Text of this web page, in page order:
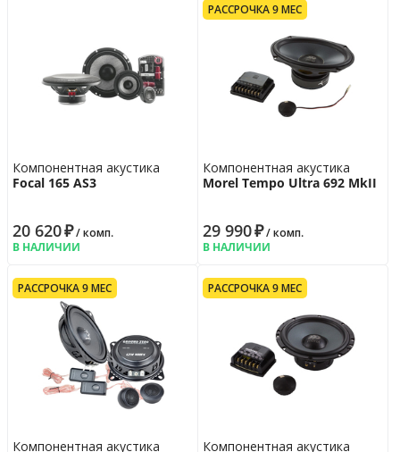
Компонентная акустика
Focal 165 AS3
20 620₽/ комп.
В НАЛИЧИИ
РАССРОЧКА 9 МЕС
Компонентная акустика
Morel Tempo Ultra 692 MkII
29 990₽/ комп.
В НАЛИЧИИ
РАССРОЧКА 9 МЕС
Компонентная акустика
РАССРОЧКА 9 МЕС
Компонентная акустика